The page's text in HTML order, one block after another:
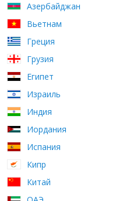
Азербайджан
Вьетнам
Греция
Грузия
Египет
Израиль
Индия
Иордания
Испания
Кипр
Китай